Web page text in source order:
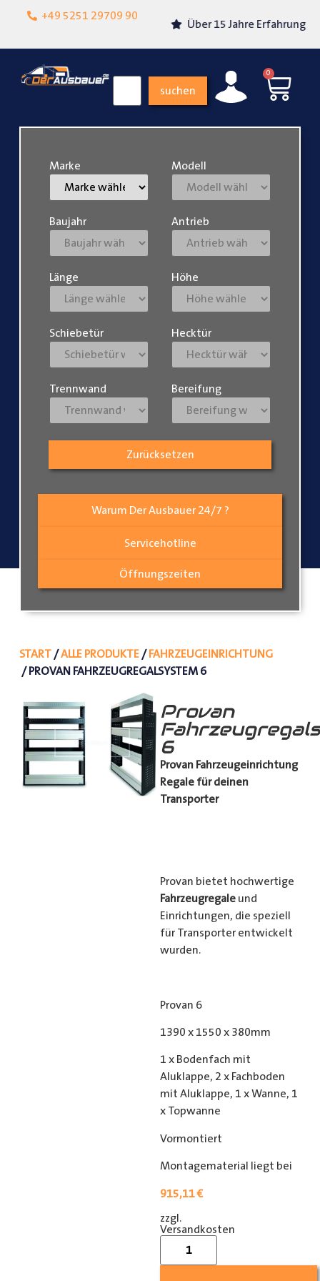
+49 5251 29709 90
Lokalgeschäft in
Über 15 Jahre Erfahrung
suchen
0
Warum Der Ausbauer 24/7 ?
Servicehotline
Öffnungszeiten
Marke Modell
Baujahr Antrieb
Länge Höhe
Schiebetür Hecktür
Trennwand Bereifung
Zurücksetzen
START/ALLE PRODUKTE/FAHRZEUGEINRICHTUNG
/ PROVAN FAHRZEUGREGALSYSTEM 6
Provan
6
Provan Fahrzeugeinrichtung
Regale für deinen
Transporter
Provan bietet hochwertige
Fahrzeugregale und
Einrichtungen, die speziell
für Transporter entwickelt
wurden.
Provan 6
1390 x 1550 x 380mm
1 x Bodenfach mit
Aluklappe, 2 x Fachboden
mit Aluklappe, 1 x Wanne, 1
x Topwanne
Vormontiert
Montagematerial liegt bei
915,11€
zzgl.
Versandkosten